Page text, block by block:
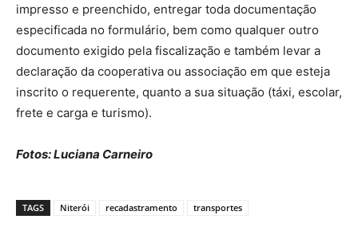
impresso e preenchido, entregar toda documentação
especificada no formulário, bem como qualquer outro
documento exigido pela fiscalização e também levar a
declaração da cooperativa ou associação em que esteja
inscrito o requerente, quanto a sua situação (táxi, escolar,
frete e carga e turismo).
Fotos: Luciana Carneiro
TAGS Niterói recadastramento transportes